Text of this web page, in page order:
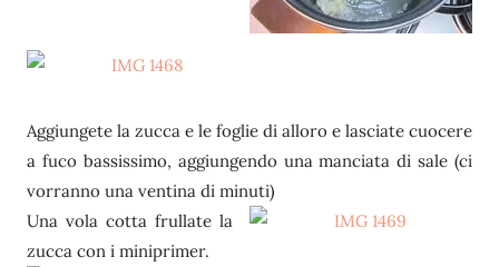
Aggiungete la zucca e le foglie di alloro e lasciate cuocere
a fuco bassissimo, aggiungendo una manciata di sale (ci
vorranno una ventina di minuti)
Una vola cotta frullate la
zucca con i miniprimer.